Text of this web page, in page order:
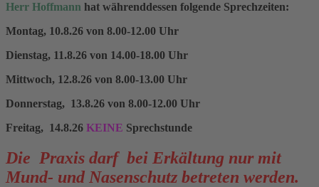
Herr Hoffmann hat währenddessen folgende Sprechzeiten:
Montag, 10.8.26 von 8.00-12.00 Uhr
Dienstag, 11.8.26 von 14.00-18.00 Uhr
Mittwoch, 12.8.26 von 8.00-13.00 Uhr
Donnerstag, 13.8.26 von 8.00-12.00 Uhr
Freitag, 14.8.26 KEINE Sprechstunde
Die Praxis darf bei Erkältung nur mit
Mund- und Nasenschutz betreten werden.